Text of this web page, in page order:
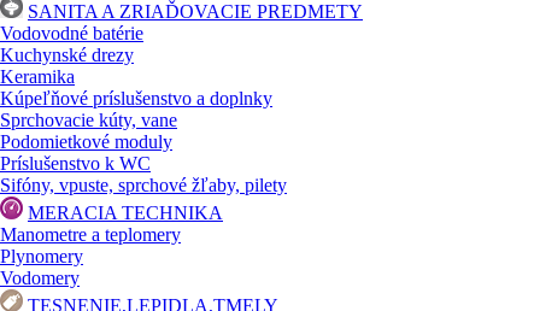
SANITA A ZRIAĎOVACIE PREDMETY
Vodovodné batérie
Kuchynské drezy
Keramika
Kúpeľňové príslušenstvo a doplnky
Sprchovacie kúty, vane
Podomietkové moduly
Príslušenstvo k WC
Sifóny, vpuste, sprchové žľaby, pilety
MERACIA TECHNIKA
Manometre a teplomery
Plynomery
Vodomery
TESNENIE,LEPIDLA,TMELY